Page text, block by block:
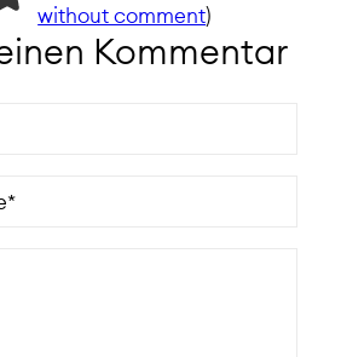
without comment)
Kommentar